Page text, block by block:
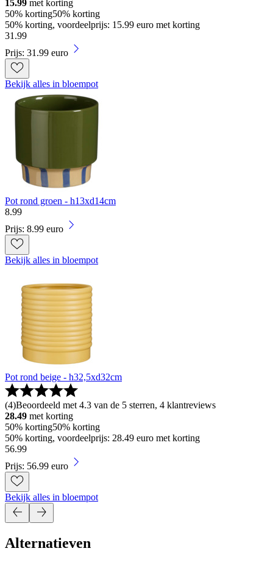
15.99 met korting
50% korting50% korting
50% korting, voordeelprijs: 15.99 euro met korting
31 .99
Prijs: 31.99 euro
Bekijk alles in bloempot
Pot rond groen - h13xd14cm
8.99
Prijs: 8.99 euro
Bekijk alles in bloempot
Pot rond beige - h32,5xd32cm
(4)Beoordeeld met 4.3 van de 5 sterren, 4 klantreviews
28.49 met korting
50% korting50% korting
50% korting, voordeelprijs: 28.49 euro met korting
56.99
Prijs: 56.99 euro
Bekijk alles in bloempot
Alternatieven